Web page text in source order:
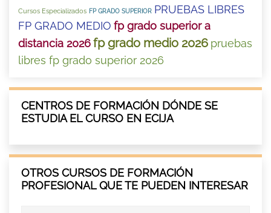
Cursos Especializados FP GRADO SUPERIOR PRUEBAS LIBRES
FP GRADO MEDIO fp grado superior a
distancia 2026fp grado medio 2026 pruebas
libres fp grado superior 2026
CENTROS DE FORMACIÓN DÓNDE SE
ESTUDIA EL CURSO EN ECIJA
OTROS CURSOS DE FORMACIÓN
PROFESIONAL QUE TE PUEDEN INTERESAR